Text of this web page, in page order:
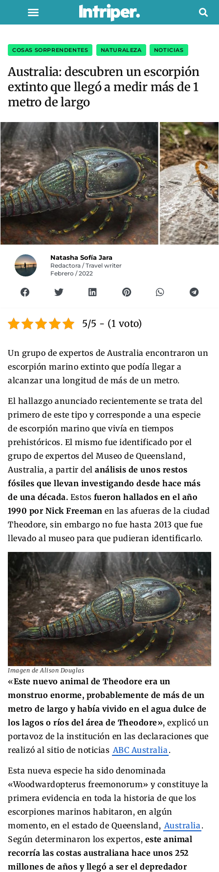
COSAS SORPRENDENTES NATURALEZA NOTICIAS
Australia: descubren un escorpión
extinto que llegó a medir más de 1
metro de largo
Natasha Sofía Jara
Redactora / Travel writer
Febrero / 2022
5/5 - (1 voto)
Un grupo de expertos de Australia encontraron un
escorpión marino extinto que podía llegar a
alcanzar una longitud de más de un metro.
El hallazgo anunciado recientemente se trata del
primero de este tipo y corresponde a una especie
de escorpión marino que vivía en tiempos
prehistóricos. El mismo fue identificado por el
grupo de expertos del Museo de Queensland,
Australia, a partir del análisis de unos restos
fósiles que llevan investigando desde hace más
de una década. Estos fueron hallados en el año
1990 por Nick Freeman en las afueras de la ciudad
Theodore, sin embargo no fue hasta 2013 que fue
llevado al museo para que pudieran identificarlo.
Imagen de Alison Douglas
«Este nuevo animal de Theodore era un
monstruo enorme, probablemente de más de un
metro de largo y había vivido en el agua dulce de
los lagos o ríos del área de Theodore», explicó un
portavoz de la institución en las declaraciones que
realizó al sitio de noticias ABC Australia .
Esta nueva especie ha sido denominada
«Woodwardopterus freemonorum» y constituye la
primera evidencia en toda la historia de que los
escorpiones marinos habitaron, en algún
momento, en el estado de Queensland, Australia .
Según determinaron los expertos, este animal
recorría las costas australiana hace unos 252
millones de años y llegó a ser el depredador